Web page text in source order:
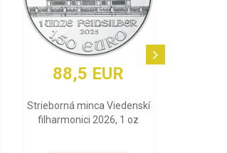
88,5 EUR
Strieborná minca Viedenskí
filharmonici 2026, 1 oz